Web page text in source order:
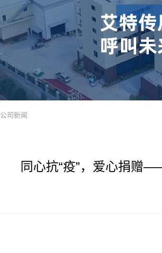
公司新闻
同心抗“疫”，爱心捐赠